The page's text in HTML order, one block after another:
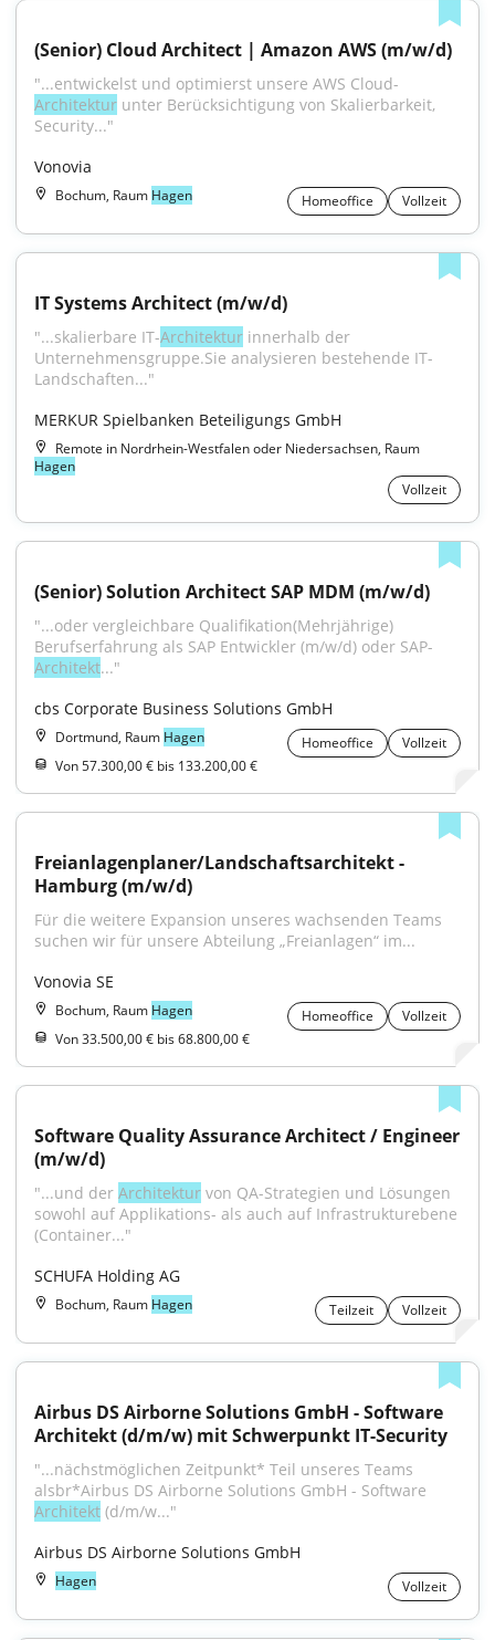
(Senior) Cloud Architect | Amazon AWS (m/w/d)
"...entwickelst und optimierst unsere AWS Cloud-
Architektur unter Berücksichtigung von Skalierbarkeit,
Security..."
Vonovia
Bochum, Raum Hagen Homeoffice Vollzeit
IT Systems Architect (m/w/d)
"...skalierbare IT-Architektur innerhalb der
Unternehmensgruppe.Sie analysieren bestehende IT-
Landschaften..."
MERKUR Spielbanken Beteiligungs GmbH
Remote in Nordrhein-Westfalen oder Niedersachsen, Raum
Hagen
Vollzeit
(Senior) Solution Architect SAP MDM (m/w/d)
"...oder vergleichbare Qualifikation(Mehrjährige)
Berufserfahrung als SAP Entwickler (m/w/d) oder SAP-
Architekt..."
cbs Corporate Business Solutions GmbH
Dortmund, Raum Hagen Homeoffice
Vollzeit
Von 57.300,00 € bis 133.200,00 €
Freianlagenplaner/Landschaftsarchitekt -
Hamburg (m/w/d)
Für die weitere Expansion unseres wachsenden Teams
suchen wir für unsere Abteilung „Freianlagen“ im...
Vonovia SE
Bochum, Raum Hagen Homeoffice
Vollzeit
Von 33.500,00 € bis 68.800,00 €
Software Quality Assurance Architect / Engineer
(m/w/d)
"...und der Architektur von QA-Strategien und Lösungen
sowohl auf Applikations- als auch auf Infrastrukturebene
(Container..."
SCHUFA Holding AG
Bochum, Raum Hagen Teilzeit Vollzeit
Airbus DS Airborne Solutions GmbH - Software
Architekt (d/m/w) mit Schwerpunkt IT-Security
"...nächstmöglichen Zeitpunkt* Teil unseres Teams
Architekt (d/m/w..."
Airbus DS Airborne Solutions GmbH
Hagen Vollzeit